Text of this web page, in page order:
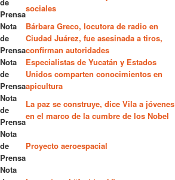
Prensa
sociales
Nota
de
Prensa
Bárbara Greco, locutora de radio en
Ciudad Juárez, fue asesinada a tiros,
confirman autoridades
Nota
de
Prensa
Especialistas de Yucatán y Estados
Unidos comparten conocimientos en
apicultura
Nota
de
Prensa
La paz se construye, dice Vila a jóvenes
en el marco de la cumbre de los Nobel
Nota
de
Prensa
Proyecto aeroespacial
Nota